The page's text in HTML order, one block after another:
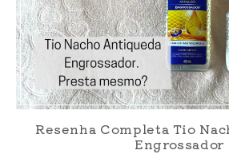
Resenha Completa Tio
Engrossador